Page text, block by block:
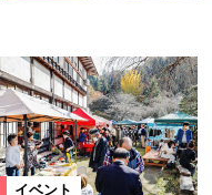
イベント